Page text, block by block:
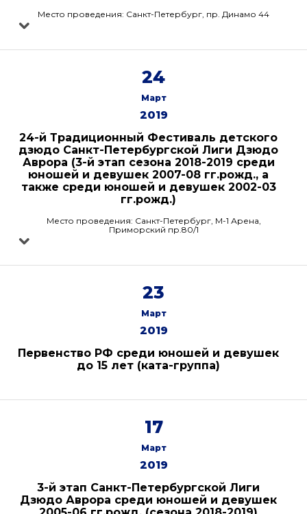
Место проведения: Санкт-Петербург, пр. Динамо 44
24
Март
2019
24-й Традиционный Фестиваль детского
дзюдо Санкт-Петербургской Лиги Дзюдо
Аврора (3-й этап сезона 2018-2019 среди
юношей и девушек 2007-08 гг.рожд., а
также среди юношей и девушек 2002-03
гг.рожд.)
Место проведения: Санкт-Петербург, М-1 Арена,
Приморский пр.80/1
23
Март
2019
Первенство РФ среди юношей и девушек
до 15 лет (ката-группа)
17
Март
2019
3-й этап Санкт-Петербургской Лиги
Дзюдо Аврора среди юношей и девушек